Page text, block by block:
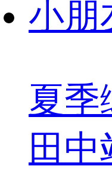
夏季
田中